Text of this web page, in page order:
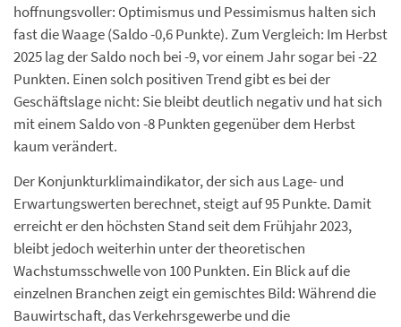
hoffnungsvoller: Optimismus und Pessimismus halten sich
fast die Waage (Saldo -0,6 Punkte). Zum Vergleich: Im Herbst
2025 lag der Saldo noch bei -9, vor einem Jahr sogar bei -22
Punkten. Einen solch positiven Trend gibt es bei der
Geschäftslage nicht: Sie bleibt deutlich negativ und hat sich
mit einem Saldo von -8 Punkten gegenüber dem Herbst
kaum verändert.
Der Konjunkturklimaindikator, der sich aus Lage- und
Erwartungswerten berechnet, steigt auf 95 Punkte. Damit
erreicht er den höchsten Stand seit dem Frühjahr 2023,
bleibt jedoch weiterhin unter der theoretischen
Wachstumsschwelle von 100 Punkten. Ein Blick auf die
einzelnen Branchen zeigt ein gemischtes Bild: Während die
Bauwirtschaft, das Verkehrsgewerbe und die